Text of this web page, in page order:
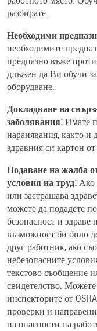
разбирате.
Необходими
необходимите
предпазно въже
длъжен да Ви обучи
оборудване.
Докладване на
заболявания:Имате
наранявания, както и
здравния си картон
Подаване на жалба
условия на труд:Ако
или застрашава
можете да подадете
безопасност и здраве
възможност би било
друг работник, ако
небезопасните
текстово съобщение
свидетелство.
инспекторите от
проверки и
на опасности на